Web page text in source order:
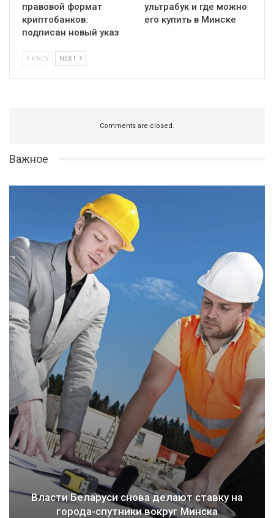
правовой формат
криптобанков:
подписан новый указ
ультрабук и где можно
его купить в Минске
PREV NEXT
Comments are closed.
Важное
Власти Беларуси снова делают ставку на
города-спутники вокруг Минска